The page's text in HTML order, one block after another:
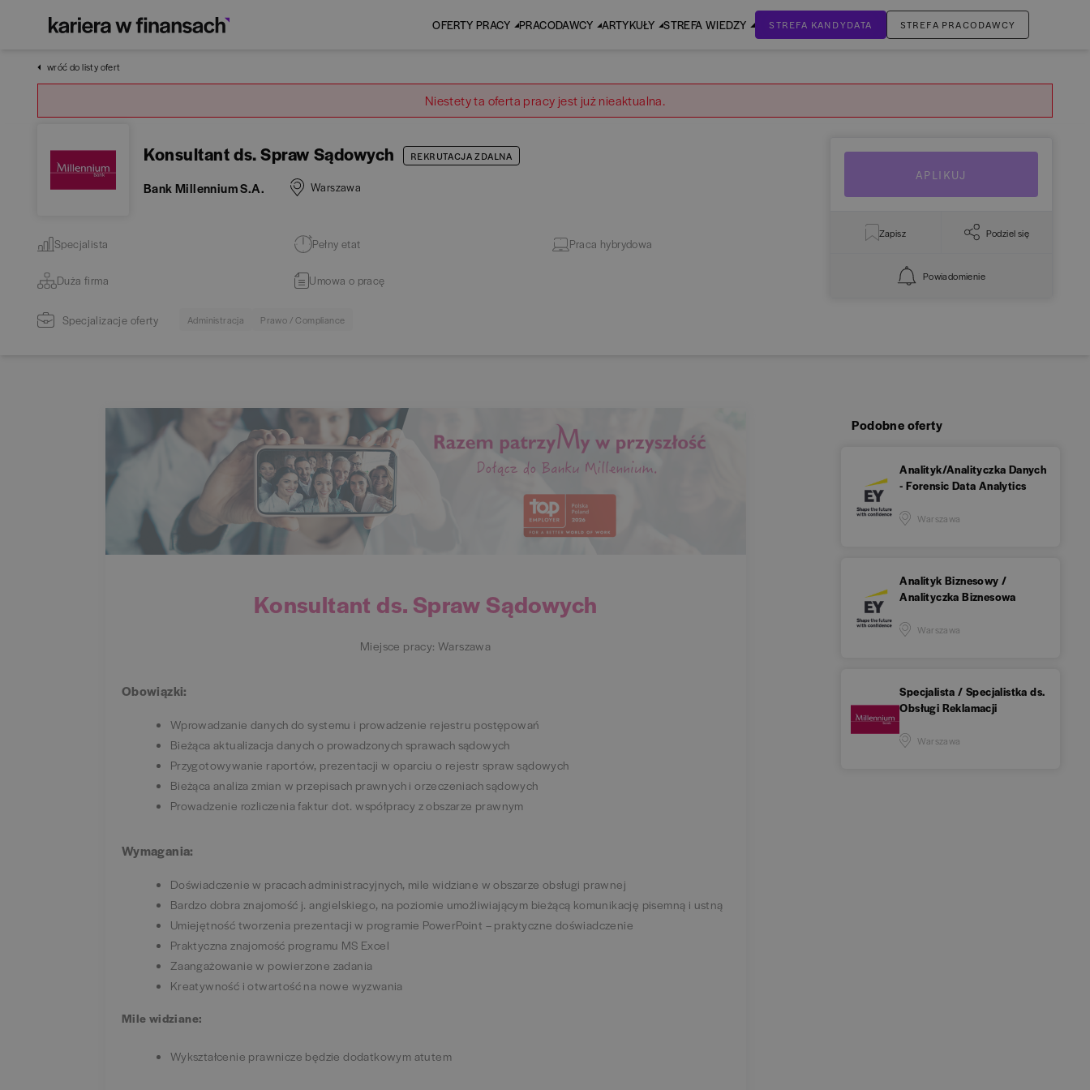
OFERTY PRACY PRACODAWCY ARTYKUŁY STREFA WIEDZY STREFA KANDYDATA STREFA PRACODAWCY
wróć do listy ofert
Niestety ta oferta pracy jest już nieaktualna.
Konsultant ds. Spraw Sądowych REKRUTACJA ZDALNA
Bank Millennium S.A. Warszawa
Specjalista Pełny etat Praca hybrydowa
Duża firma Umowa o pracę
Specjalizacje oferty Administracja Prawo / Compliance
APLIKUJ
Zapisz Podziel się
Powiadomienie
Konsultant ds. Spraw Sądowych
Miejsce pracy: Warszawa
Obowiązki:
Wprowadzanie danych do systemu i prowadzenie rejestru postępowań
Bieżąca aktualizacja danych o prowadzonych sprawach sądowych
Przygotowywanie raportów, prezentacji w oparciu o rejestr spraw sądowych
Bieżąca analiza zmian w przepisach prawnych i orzeczeniach sądowych
Prowadzenie rozliczenia faktur dot. współpracy z obszarze prawnym
Wymagania:
Doświadczenie w pracach administracyjnych, mile widziane w obszarze obsługi prawnej
Bardzo dobra znajomość j. angielskiego, na poziomie umożliwiającym bieżącą komunikację pisemną i ustną
Umiejętność tworzenia prezentacji w programie PowerPoint – praktyczne doświadczenie
Praktyczna znajomość programu MS Excel
Zaangażowanie w powierzone zadania
Kreatywność i otwartość na nowe wyzwania
Mile widziane:
Wykształcenie prawnicze będzie dodatkowym atutem
Podobne oferty
Analityk/Analityczka Danych
- Forensic Data Analytics
Warszawa
Analityk Biznesowy /
Analityczka Biznesowa
Warszawa
Specjalista / Specjalistka ds.
Obsługi Reklamacji
Warszawa